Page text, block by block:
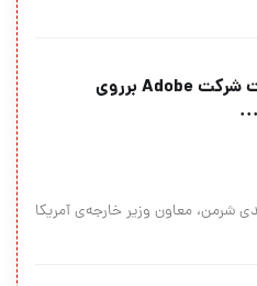
باز شدن سایت شرکت Adobe برروی
شرمن، معاون وزیر خارجه‌ی آمریکا